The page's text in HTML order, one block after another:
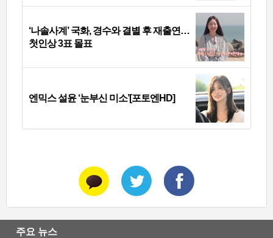
‘나솔사계’ 국화, 경수와 결별 후 재출연…
첫인상 3표 몰표
엔믹스 설윤 ‘눈부신 미소’[포토엔HD]
주요 뉴스